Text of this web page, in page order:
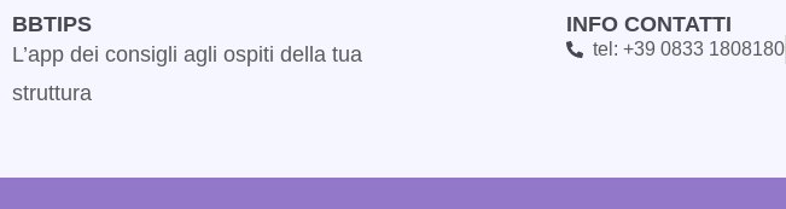
BBTIPS
L’app dei consigli agli ospiti della tua
struttura
INFO CONTATTI
tel: +39 0833 1808180